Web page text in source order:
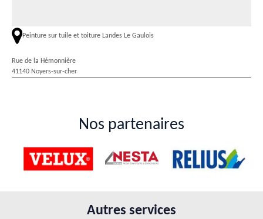
Peinture sur tuile et toiture Landes Le Gaulois
Rue de la Hémonnière
41140 Noyers-sur-cher
Nos partenaires
Autres services